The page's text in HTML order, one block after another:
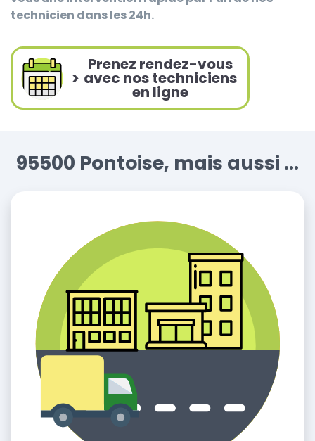
technicien dans les 24h.
>
Prenez rendez-vous
avec nos techniciens
en ligne
95500 Pontoise, mais aussi ...